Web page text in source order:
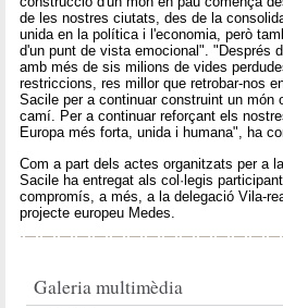
de les nostres ciutats, des de la
unida en la política i l'economia, però
d'un punt de vista emocional". "Després
amb més de sis milions de vides
restriccions, res millor que retrobar-nos
Sacile per a continuar construint un món
camí. Per a continuar reforçant els
Europa més forta, unida i humana", ha
Com a part dels actes organitzats per a
Sacile ha entregat als col·legis
compromís, a més, a la delegació Vila-
projecte europeu Medes.
Galeria multimèdia